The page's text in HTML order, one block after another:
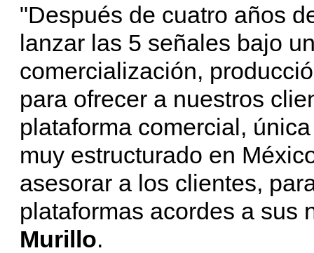
"Después de cuatro años
lanzar las 5 señales bajo
comercialización,
para ofrecer a nuestros
plataforma comercial,
muy estructurado en
asesorar a los clientes,
plataformas acordes a sus
Murillo.